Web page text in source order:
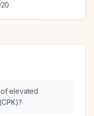
elevated